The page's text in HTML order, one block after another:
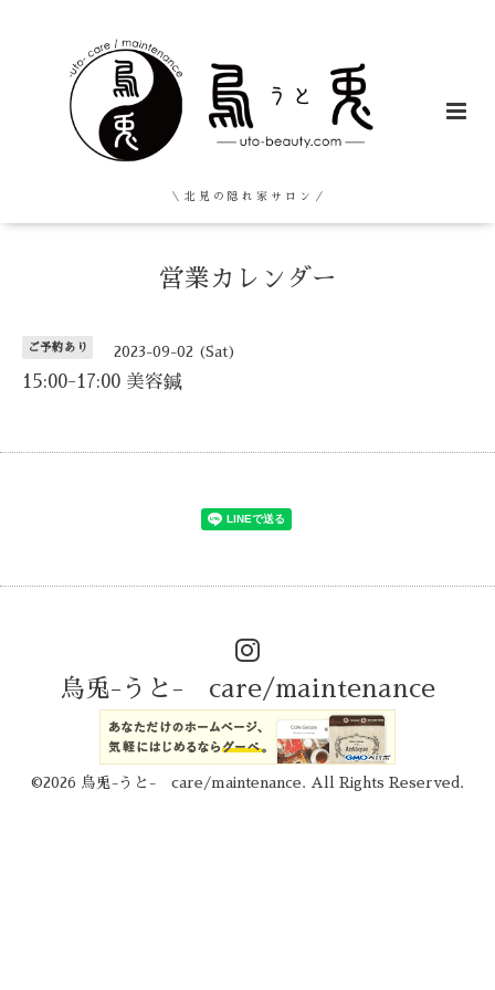
＼ 北 見 の 隠 れ 家 サ ロ ン ／
営業カレンダー
ご予約あり 2023-09-02 (Sat)
15:00-17:00 美容鍼
烏兎-うと- care/maintenance
©2026 烏兎-うと- care/maintenance . All Rights Reserved.